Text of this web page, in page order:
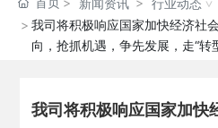
新闻资讯
行业动态
我司将积极响应国家加快经济社
向，抢抓机遇，争先发展，走“转
我司将积极响应国家加快